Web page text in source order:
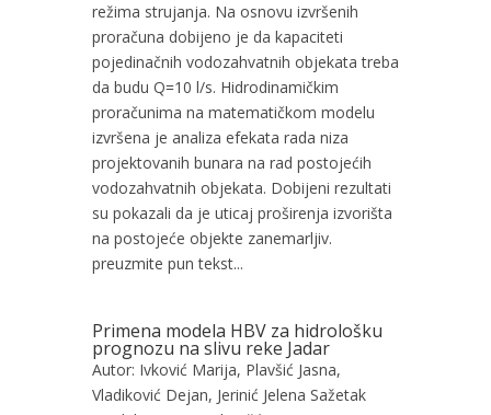
režima strujanja. Na osnovu izvršenih
proračuna dobijeno je da kapaciteti
pojedinačnih vodozahvatnih objekata treba
da budu Q=10 l/s. Hidrodinamičkim
proračunima na matematičkom modelu
izvršena je analiza efekata rada niza
projektovanih bunara na rad postojećih
vodozahvatnih objekata. Dobijeni rezultati
su pokazali da je uticaj proširenja izvorišta
na postojeće objekte zanemarljiv.
preuzmite pun tekst...
Primena modela HBV za hidrološku
prognozu na slivu reke Jadar
Autor: Ivković Marija, Plavšić Jasna,
Vladiković Dejan, Jerinić Jelena Sažetak